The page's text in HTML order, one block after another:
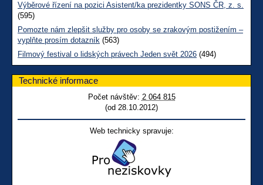
Výběrové řízení na pozici Asistent/ka prezidentky SONS ČR, z. s.
(595)
Pomozte nám zlepšit služby pro osoby se zrakovým postižením –
vyplňte prosím dotazník (563)
Filmový festival o lidských právech Jeden svět 2026 (494)
Technické informace
Počet návštěv: 2 064 815
(od 28.10.2012)
Web technicky spravuje: